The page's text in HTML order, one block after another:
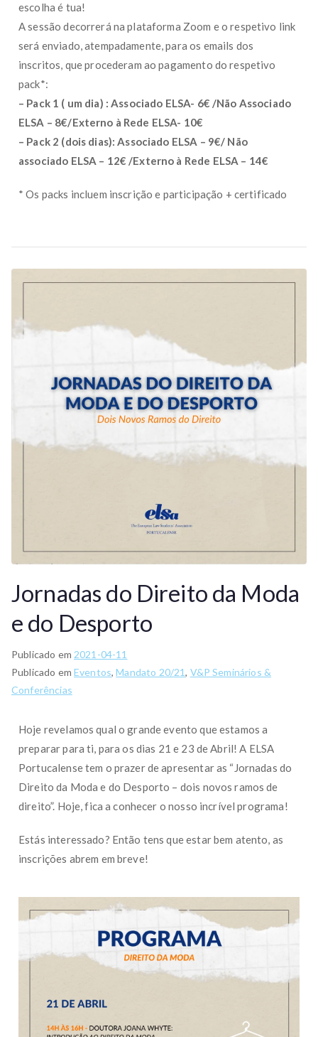
escolha é tua!
A sessão decorrerá na plataforma Zoom e o respetivo link
será enviado, atempadamente, para os emails dos
inscritos, que procederam ao pagamento do respetivo
pack*:
– Pack 1 ( um dia) : Associado ELSA- 6€ /Não Associado
ELSA – 8€/Externo à Rede ELSA- 10€
– Pack 2 (dois dias): Associado ELSA – 9€/ Não
associado ELSA – 12€ /Externo à Rede ELSA – 14€
* Os packs incluem inscrição e participação + certificado
Jornadas do Direito da Moda
e do Desporto
Publicado em 2021-04-11
Publicado em Eventos,Mandato 20/21, V&P Seminários &
Conferências
Hoje revelamos qual o grande evento que estamos a
preparar para ti, para os dias 21 e 23 de Abril! A ELSA
Portucalense tem o prazer de apresentar as “Jornadas do
Direito da Moda e do Desporto – dois novos ramos de
direito”. Hoje, fica a conhecer o nosso incrível programa!
Estás interessado? Então tens que estar bem atento, as
inscrições abrem em breve!